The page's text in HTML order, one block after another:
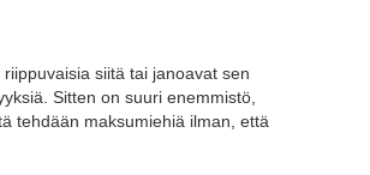
siitä tai janoavat sen
Sitten on suuri enemmistö,
tehdään maksumiehiä ilman, että